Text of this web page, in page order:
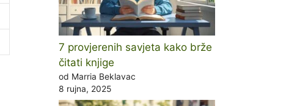
7 provjerenih savjeta kako brže
čitati knjige
od Marria Beklavac
8 rujna, 2025